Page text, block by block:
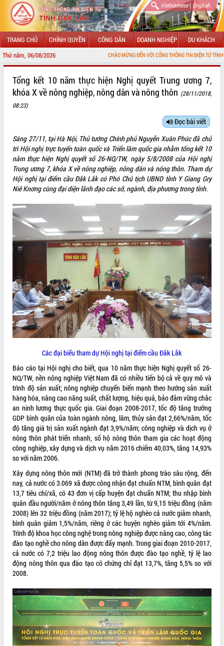
Vietnamese| English
TRANG CHỦ CHÍNH QUYỀN CÔNG DÂN DOANH NGHIỆP DU KHÁCH
Thứ năm, 06/08/2026 CHÀO MỪNG ĐẾN VỚI CỔNG THÔNG TIN ĐIỆN TỬ TỈNH ĐẮK LẮK
LÃNH ĐẠO UBND TỈNH
SỞ, BAN, NGÀNH
UBND CÁC XÃ, PHƯỜNG
THÔNG TIN CHỈ ĐẠO ĐIỀU HÀNH
VĂN BẢN HĐND TỈNH
ĐIỂM TIN VĂN BẢN
QUY HOẠCH - KẾ HOẠCH
VIDEO
Lễ truy tặng danh hiệu “Bà Mẹ Việt
Nam Anh hùng” và trao Huân chương
UBND tỉnh Đắk Lắk triển khai nhiệm
vụ 6 tháng cuối năm 2026
Kỳ họp thứ Hai, Hội đồng nhân dân
tỉnh khóa XI quyết nghị nhiều nội dung
quan trọng
ALBUM ẢNH
Tổng kết 10 năm thực hiện Nghị quyết Trung ương 7,
khóa X về nông nghiệp, nông dân và nông thôn (28/11/2018,
08:23)
Đọc bài viết
Sáng 27/11, tại Hà Nội, Thủ tướng Chính phủ Nguyễn Xuân Phúc đã chủ
trì Hội nghị trực tuyến toàn quốc và Triển lãm quốc gia nhằm tổng kết 10
năm thực hiện Nghị quyết số 26-NQ/TW, ngày 5/8/2008 của Hội nghị
Trung ương 7, khóa X về nông nghiệp, nông dân và nông thôn. Tham dự
Hội nghị tại điểm cầu Đắk Lắk có Phó Chủ tịch UBND tỉnh Y Giang Gry
Niê Knơng cùng đại diện lãnh đạo các sở, ngành, địa phương trong tỉnh.
Các đại biểu tham dự Hội nghị tại điểm cầu Đắk Lắk
Báo cáo tại Hội nghị cho biết, qua 10 năm thực hiện Nghị quyết số 26-
NQ/TW, nền nông nghiệp Việt Nam đã có nhiều tiến bộ cả về quy mô và
trình độ sản xuất; nông nghiệp chuyển biến mạnh theo hướng sản xuất
hàng hóa, nâng cao năng suất, chất lượng, hiệu quả, bảo đảm vững chắc
an ninh lương thực quốc gia. Giai đoạn 2008-2017, tốc độ tăng trưởng
GDP bình quân của toàn ngành nông, lâm, thủy sản đạt 2,66%/năm, tốc
độ tăng giá trị sản xuất ngành đạt 3,9%/năm; công nghiệp và dịch vụ ở
nông thôn phát triển nhanh, số hộ nông thôn tham gia các hoạt động
công nghiệp, xây dựng và dịch vụ năm 2016 chiếm 40,03%, tăng 14,93%
so với năm 2006.
Xây dựng nông thôn mới (NTM) đã trở thành phong trào sâu rộng, đến
nay, cả nước có 3.069 xã được công nhận đạt chuẩn NTM, bình quân đạt
13,7 tiêu chí/xã, có 43 đơn vị cấp huyện đạt chuẩn NTM; thu nhập bình
quân đầu người/năm ở nông thôn tăng 3,49 lần, từ 9,15 triệu đồng (năm
2008) lên 32 triệu đồng (năm 2017); tỷ lệ hộ nghèo cả nước giảm nhanh,
bình quân giảm 1,5%/năm, riêng ở các huyện nghèo giảm tới 4%/năm.
Trình độ khoa học công nghệ trong nông nghiệp được nâng cao, công tác
đào tạo nghề cho nông dân được đẩy mạnh. Trong giai đoạn 2010-2017,
cả nước có 7,2 triệu lao động nông thôn được đào tạo nghề, tỷ lệ lao
động nông thôn qua đào tạo có chứng chỉ đạt 13,7%, tăng 5,5% so với
2008.